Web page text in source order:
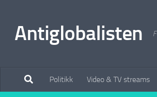
Antiglobalisten
Politikk Video & TV streams